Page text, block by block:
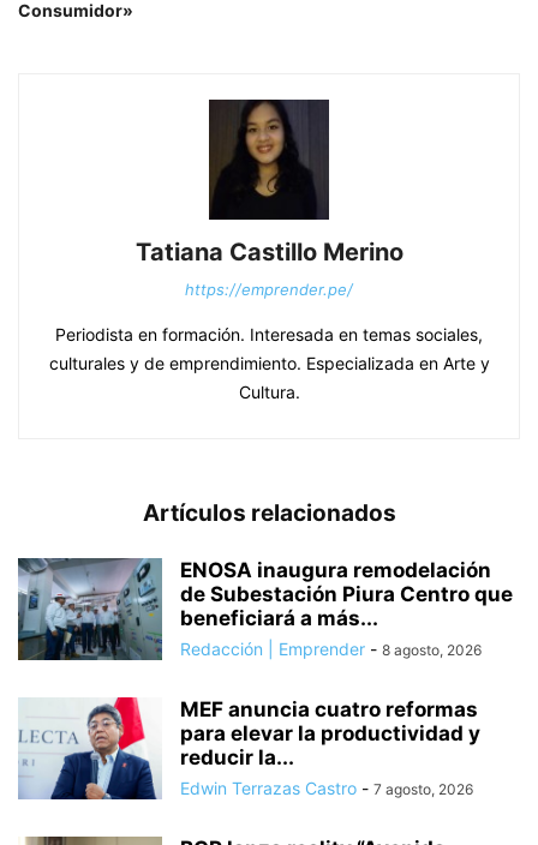
Consumidor»
Tatiana Castillo Merino
https://emprender.pe/
Periodista en formación. Interesada en temas sociales,
culturales y de emprendimiento. Especializada en Arte y
Cultura.
Artículos relacionados
ENOSA inaugura remodelación
de Subestación Piura Centro que
beneficiará a más...
Redacción | Emprender - 8 agosto, 2026
MEF anuncia cuatro reformas
para elevar la productividad y
reducir la...
Edwin Terrazas Castro - 7 agosto, 2026